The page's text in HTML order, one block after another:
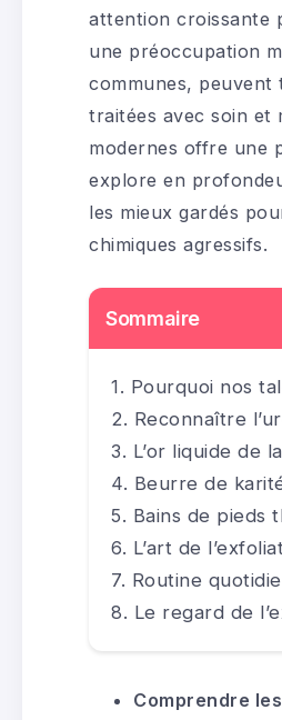
attention croissante
une préoccupation
communes, peuvent
traitées avec soin et
modernes offre une
explore en
les mieux gardés
chimiques agressifs.
Sommaire
Pourquoi nos
Reconnaître
L’or liquide de
Beurre de
Bains de pieds
L’art de
Routine
Le regard de
Comprendre